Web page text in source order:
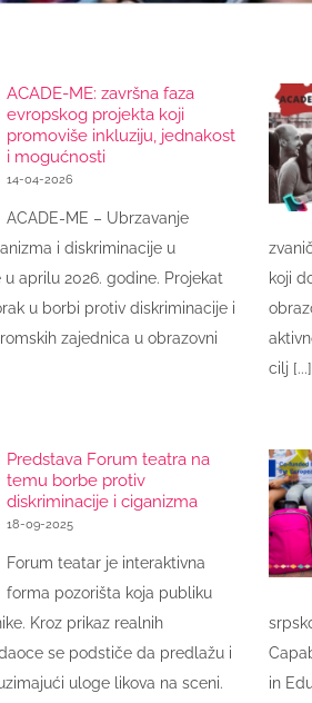
ACADE-ME: završna faza
evropskog projekta koji
promoviše inkluziju, jednakost
i mogućnosti
14-04-2026
ACADE-ME – Ubrzavanje
i diskriminacije u
aprilu 2026. godine. Projekat
u borbi protiv diskriminacije i
zajednica u obrazovni
koji
cilj [...]
Predstava Forum teatra na
temu borbe protiv
diskriminacije i ciganizma
18-09-2025
Forum teatar je interaktivna
forma pozorišta koja publiku
Kroz prikaz realnih
se podstiče da predlažu i
uloge likova na sceni.
in